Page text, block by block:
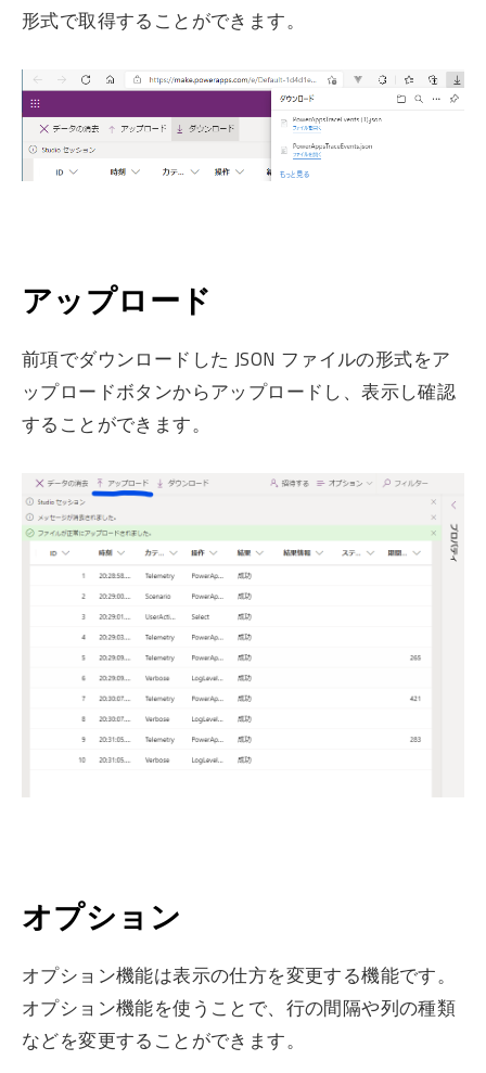
形式で取得することができます。
アップロード
前項でダウンロードした JSON ファイルの形式をア
ップロードボタンからアップロードし、表示し確認
することができます。
オプション
オプション機能は表示の仕方を変更する機能です。
オプション機能を使うことで、行の間隔や列の種類
などを変更することができます。